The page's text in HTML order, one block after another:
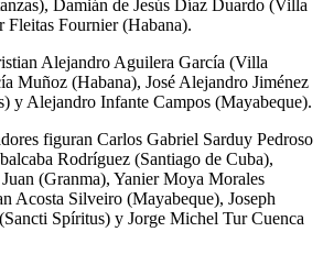
Damián de Jesús Díaz Duardo (Villa
Fournier (Habana).
Alejandro Aguilera García (Villa
Muñoz (Habana), José Alejandro Jiménez
y Alejandro Infante Campos (Mayabeque).
figuran Carlos Gabriel Sarduy Pedroso
Rodríguez (Santiago de Cuba),
(Granma), Yanier Moya Morales
Acosta Silveiro (Mayabeque), Joseph
Spíritus) y Jorge Michel Tur Cuenca